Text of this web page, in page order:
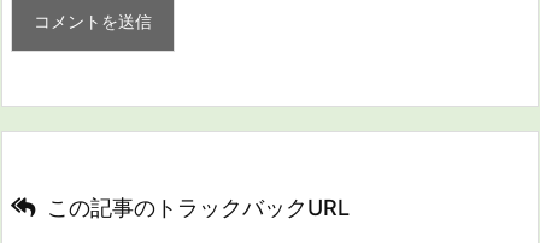
この記事のトラックバックURL